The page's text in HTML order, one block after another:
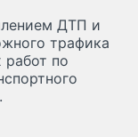
ДТП и
трафика
работ по